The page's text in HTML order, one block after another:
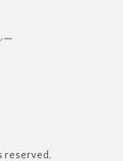
ー
reserved.